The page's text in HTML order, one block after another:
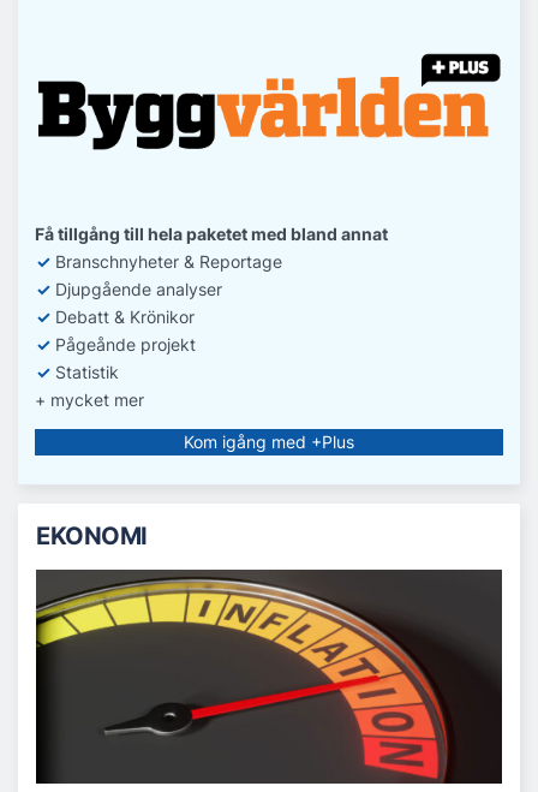
Få tillgång till hela paketet med bland annat
✓ Branschnyheter & Reportage
✓ Djupgående analyser
✓ Debatt & Krönikor
✓ Pågeånde projekt
✓ Statistik
+ mycket mer
Kom igång med +Plus
EKONOMI